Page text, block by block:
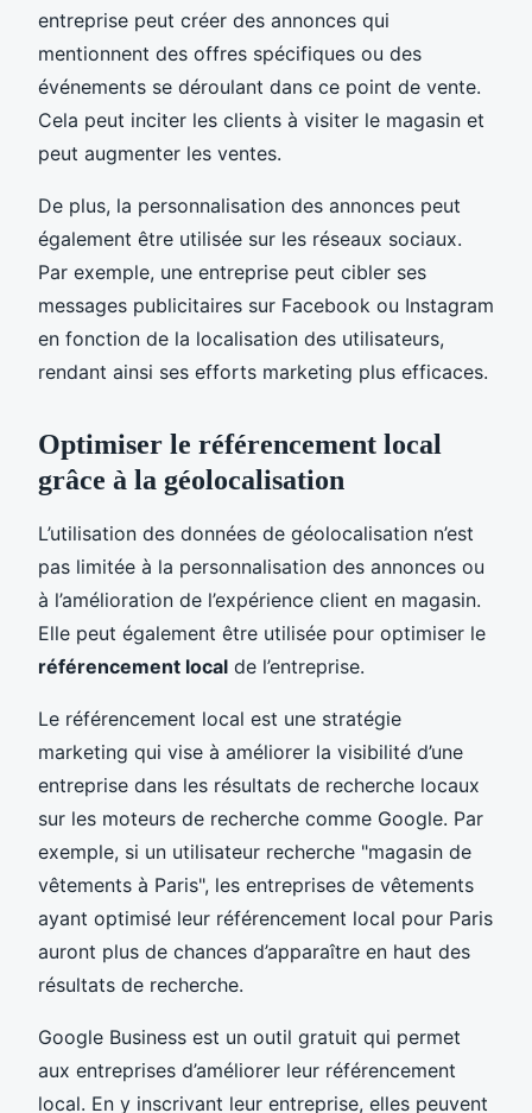
entreprise peut créer des annonces qui
mentionnent des offres spécifiques ou des
événements se déroulant dans ce point de vente.
Cela peut inciter les clients à visiter le magasin et
peut augmenter les ventes.
De plus, la personnalisation des annonces peut
également être utilisée sur les réseaux sociaux.
Par exemple, une entreprise peut cibler ses
messages publicitaires sur Facebook ou Instagram
en fonction de la localisation des utilisateurs,
rendant ainsi ses efforts marketing plus efficaces.
Optimiser le référencement local
grâce à la géolocalisation
L’utilisation des données de géolocalisation n’est
pas limitée à la personnalisation des annonces ou
à l’amélioration de l’expérience client en magasin.
Elle peut également être utilisée pour optimiser le
référencement local de l’entreprise.
Le référencement local est une stratégie
marketing qui vise à améliorer la visibilité d’une
entreprise dans les résultats de recherche locaux
sur les moteurs de recherche comme Google. Par
exemple, si un utilisateur recherche "magasin de
vêtements à Paris", les entreprises de vêtements
ayant optimisé leur référencement local pour Paris
auront plus de chances d’apparaître en haut des
résultats de recherche.
Google Business est un outil gratuit qui permet
aux entreprises d’améliorer leur référencement
local. En y inscrivant leur entreprise, elles peuvent